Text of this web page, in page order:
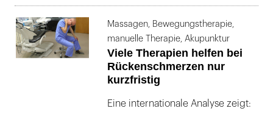
Massagen, Bewegungstherapie,
manuelle Therapie, Akupunktur
Viele Therapien helfen bei
Rückenschmerzen nur
kurzfristig
Eine internationale Analyse zeigt: